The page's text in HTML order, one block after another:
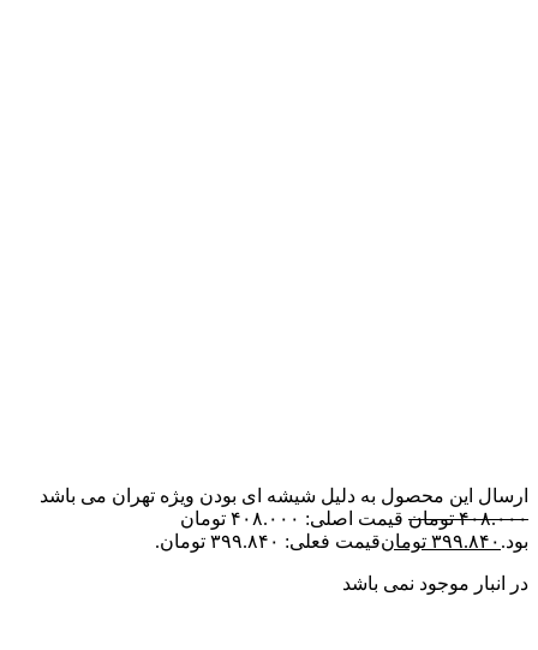
ارسال این محصول به دلیل شیشه ای بودن ویژه تهران می باشد
۴۰۸.۰۰۰ تومان
قیمت اصلی: ۴۰۸.۰۰۰ تومان
بود. ۳۹۹.۸۴۰ تومانقیمت فعلی: ۳۹۹.۸۴۰ تومان.
در انبار موجود نمی باشد